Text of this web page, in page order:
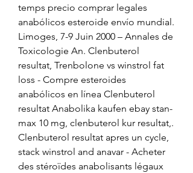
temps precio comprar legales
anabólicos esteroide envío mundial.
Limoges, 7-9 Juin 2000 – Annales de
Toxicologie An. Clenbuterol
resultat, Trenbolone vs winstrol fat
loss - Compre esteroides
anabólicos en línea Clenbuterol
resultat Anabolika kaufen ebay stan-
max 10 mg, clenbuterol kur resultat,.
Clenbuterol resultat apres un cycle,
stack winstrol and anavar - Acheter
des stéroïdes anabolisants légaux